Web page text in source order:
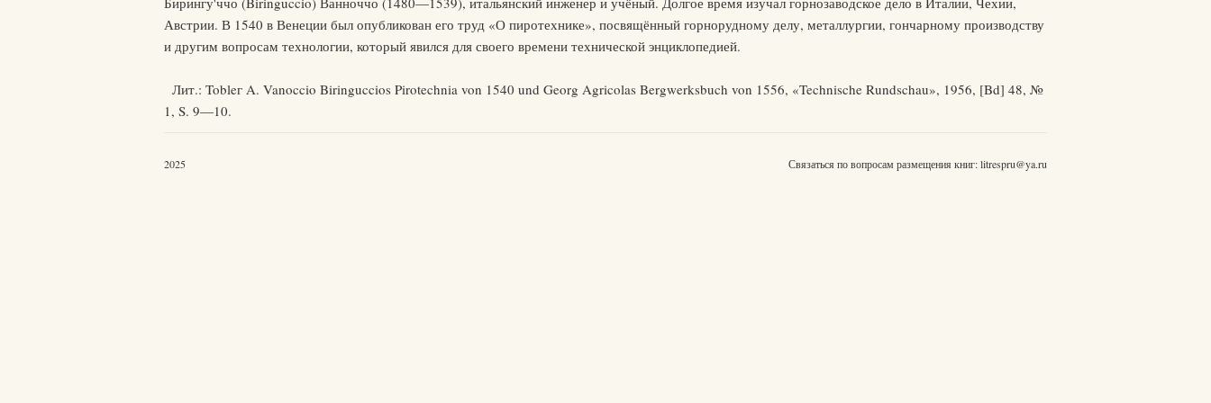
Австрии. В 1540 в Венеции был опубликован его труд «О пиротехнике», посвящённый горнорудному делу, металлургии, гончарному производству
и другим вопросам технологии, который явился для своего времени технической энциклопедией.
Лит.: Tobleг A. Vanoccio Biringuccios Pirotechnia von 1540 und Georg Agricolas Bergwerksbuch von 1556, «Technische Rundschau», 1956, [Bd] 48, №
1, S. 9—10.
2025 Связаться по вопросам размещения книг:litrespru@ya.ru